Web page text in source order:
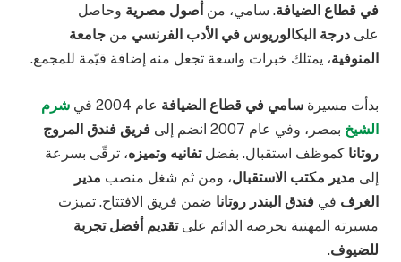
في قطاع الضيافة. سامي، من أصول مصرية وحاصل
على درجة البكالوريوس في الأدب الفرنسي من جامعة
المنوفية، يمتلك خبرات واسعة تجعل منه إضافة قيّمة للمجمع.
بدأت مسيرة سامي في قطاع الضيافة عام 2004 في
شرم
الشيخ بمصر، وفي عام 2007 انضم إلى
فريق فندق المروج
روتانا كموظف استقبال. بفضلتفانيه وتميزه، ترقّى بسرعة
إلى مدير مكتب الاستقبال، ومن ثم شغل منصب مدير
الغرف في فندق البندر روتانا ضمن فريق الافتتاح. تميزت
مسيرته المهنية بحرصه الدائم علىتقديم أفضل تجربة
للضيوف.